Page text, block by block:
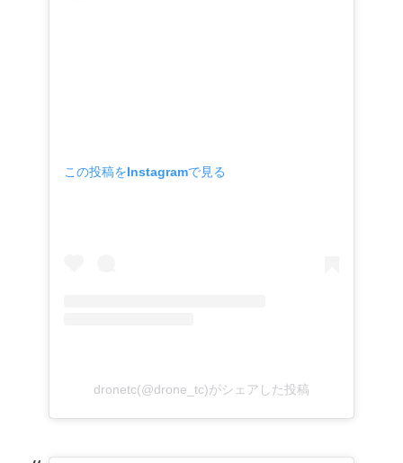
この投稿をInstagramで見る
dronetc(@drone_tc)がシェアした投稿